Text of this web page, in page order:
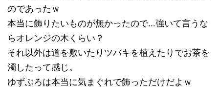
のであったｗ
本当に飾りたいものが無かったので…強いて言うな
らオレンジの木くらい？
それ以外は道を敷いたりツバキを植えたりでお茶を
濁したって感じ。
ゆずぶろは本当に気まぐれで飾っただけだよｗ